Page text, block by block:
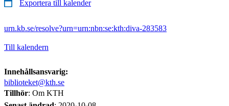
Exportera till kalender
urn.kb.se/resolve?urn=urn:nbn:se:kth:diva-283583
Till kalendern
Innehållsansvarig:
biblioteket@kth.se
Tillhör: Om KTH